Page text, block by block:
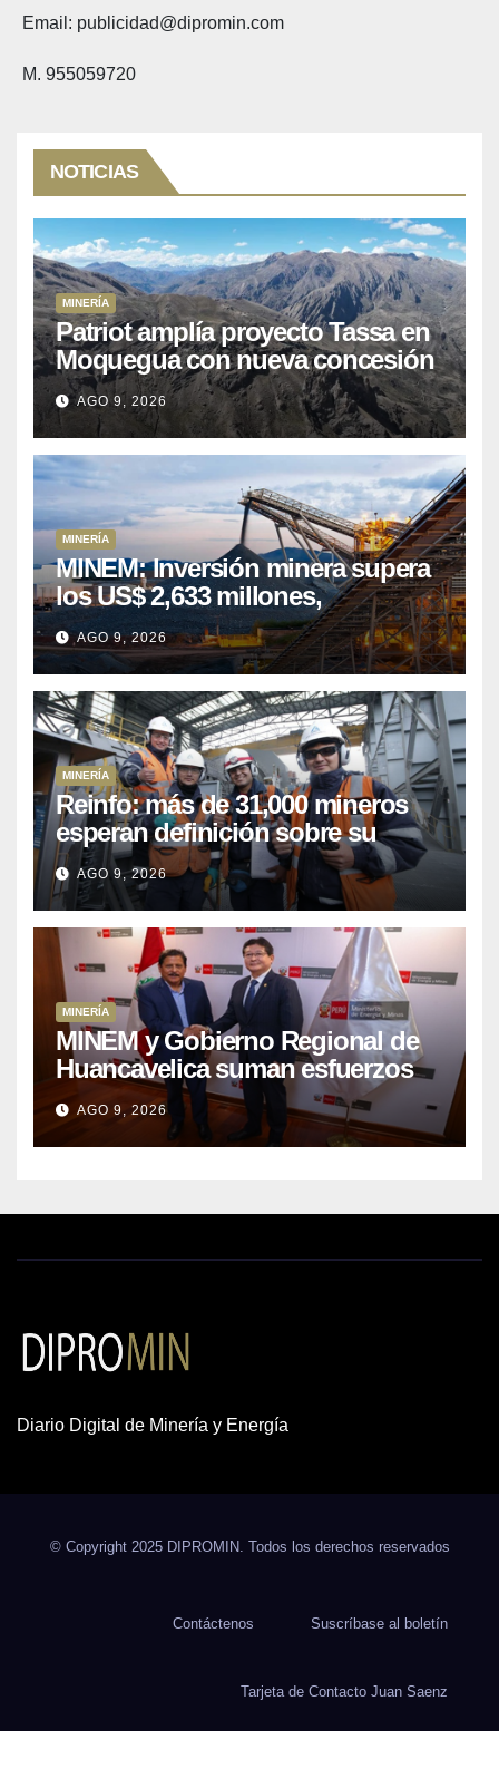
Email: publicidad@dipromin.com
M. 955059720
NOTICIAS
MINERÍA
Patriot amplía proyecto Tassa en
Moquegua con nueva concesión
minera
AGO 9, 2026
MINERÍA
MINEM: Inversión minera supera
los US$ 2,633 millones,
consolidando el dinamismo del
sector
AGO 9, 2026
MINERÍA
Reinfo: más de 31,000 mineros
esperan definición sobre su
proceso de formalización
AGO 9, 2026
MINERÍA
MINEM y Gobierno Regional de
Huancavelica suman esfuerzos
para acelerar proyectos de
energía y poner en valor los
recursos mineros
AGO 9, 2026
Diario Digital de Minería y Energía
© Copyright 2025 DIPROMIN. Todos los derechos reservados
Contáctenos Suscríbase al boletín
Tarjeta de Contacto Juan Saenz